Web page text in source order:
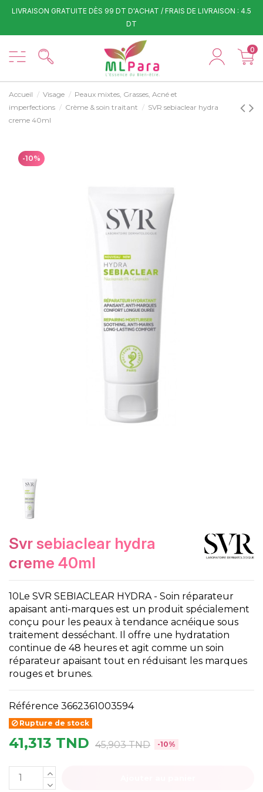
LIVRAISON GRATUITE DÈS 99 DT D'ACHAT / FRAIS DE LIVRAISON : 4.5
DT
0
Accueil Visage
Peaux mixtes, Grasses, Acné et
imperfections
Crème & soin traitant
SVR sebiaclear hydra
creme 40ml
-10%
svr sebiaclear hydra
creme 40ml
10Le SVR SEBIACLEAR HYDRA - Soin réparateur
apaisant anti-marques est un produit spécialement
conçu pour les peaux à tendance acnéique sous
traitement desséchant. Il offre une hydratation
continue de 48 heures et agit comme un soin
réparateur apaisant tout en réduisant les marques
rouges et brunes.
Référence 3662361003594
Rupture de stock
41,313 TND 45,903 TND -10%